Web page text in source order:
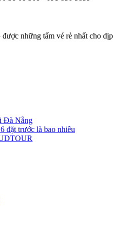
những tấm vé rẻ nhất cho dịp
Đà Nẵng
đặt trước là bao nhiêu